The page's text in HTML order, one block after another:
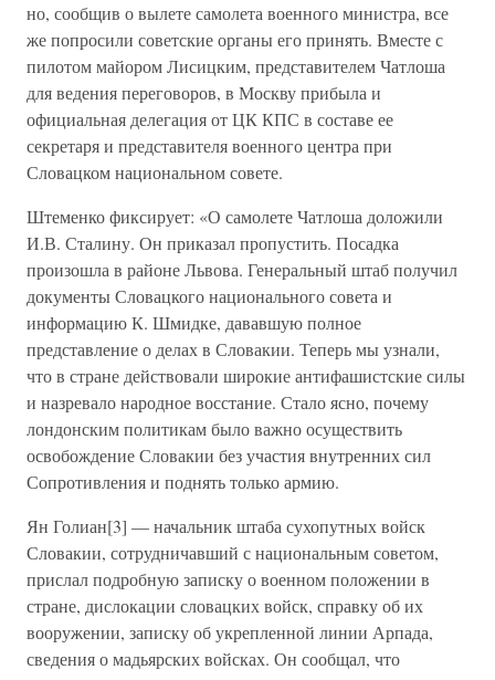
но, сообщив о вылете самолета военного министра, все
же попросили советские органы его принять. Вместе с
пилотом майором Лисицким, представителем Чатлоша
для ведения переговоров, в Москву прибыла и
официальная делегация от ЦК КПС в составе ее
секретаря и представителя военного центра при
Словацком национальном совете.
Штеменко фиксирует: «О самолете Чатлоша доложили
И.В. Сталину. Он приказал пропустить. Посадка
произошла в районе Львова. Генеральный штаб получил
документы Словацкого национального совета и
информацию К. Шмидке, дававшую полное
представление о делах в Словакии. Теперь мы узнали,
что в стране действовали широкие антифашистские силы
и назревало народное восстание. Стало ясно, почему
лондонским политикам было важно осуществить
освобождение Словакии без участия внутренних сил
Сопротивления и поднять только армию.
Ян Голиан[3] — начальник штаба сухопутных войск
Словакии, сотрудничавший с национальным советом,
прислал подробную записку о военном положении в
стране, дислокации словацких войск, справку об их
вооружении, записку об укрепленной линии Арпада,
сведения о мадьярских войсках. Он сообщал, что